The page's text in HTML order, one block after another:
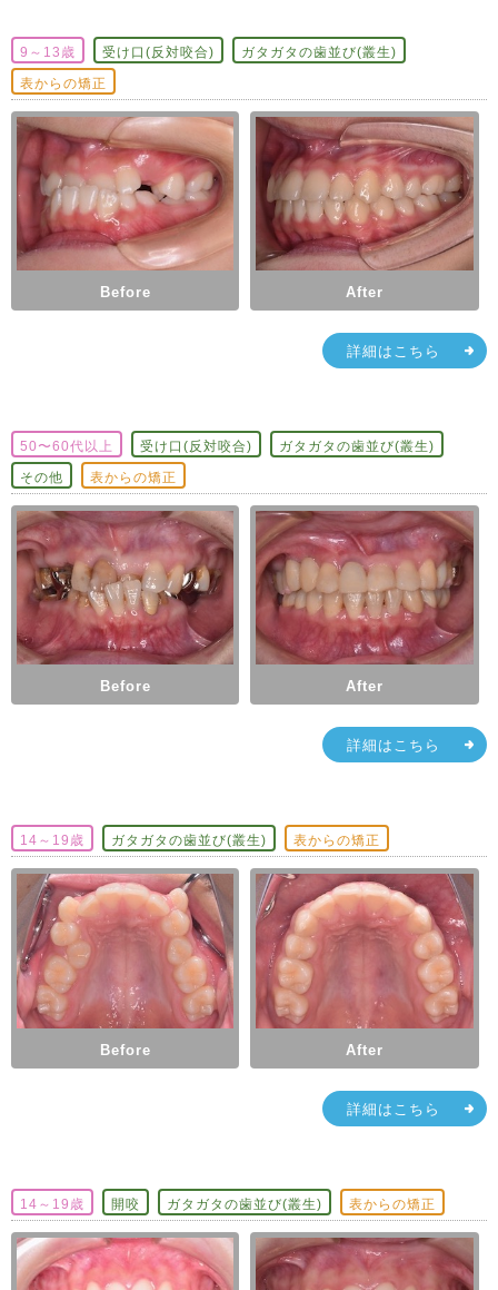
9～13歳 受け口(反対咬合) ガタガタの歯並び(叢生)
表からの矯正
Before After
詳細はこちら
50〜60代以上 受け口(反対咬合) ガタガタの歯並び(叢生)
その他 表からの矯正
Before After
詳細はこちら
14～19歳 ガタガタの歯並び(叢生) 表からの矯正
Before After
詳細はこちら
14～19歳 開咬 ガタガタの歯並び(叢生) 表からの矯正